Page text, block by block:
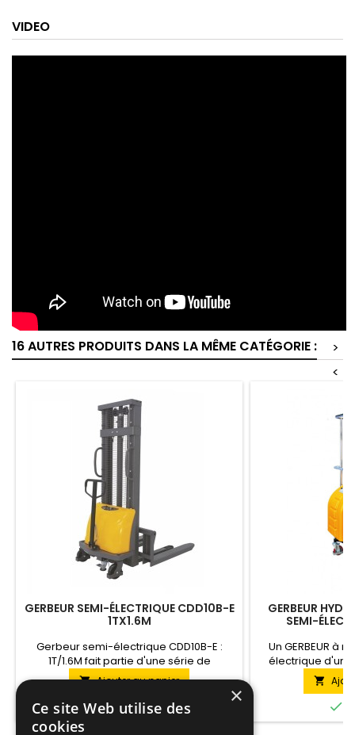
VIDEO
16 AUTRES PRODUITS DANS LA MÊME CATÉGORIE :
>
<
GERBEUR SEMI-ÉLECTRIQUE CDD10B-E
1TX1.6M
Gerbeur semi-électrique CDD10B-E :
1T/1.6M fait partie d'une série de
gerbeurs avec élévation électrique et
levage jusqu'à 3.5 mètres pour les
charges de 1 à 2 tonnes. Cette version du
 Ajouter au panier
En stock
GERBEUR
SEMI-
Un GERBEUR à
électrique
complété par
de travailler
différentes
acier de haute


×
Ce site Web utilise des
cookies